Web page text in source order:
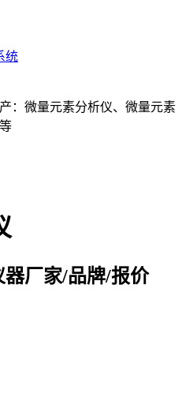
统
：微量元素分析仪、微量元素
厂家/品牌/报价